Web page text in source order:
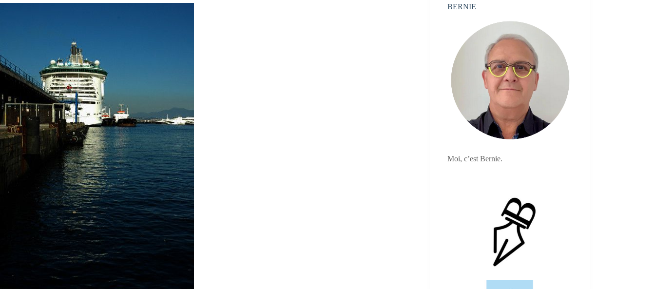
BERNIE
Moi, c’est Bernie.